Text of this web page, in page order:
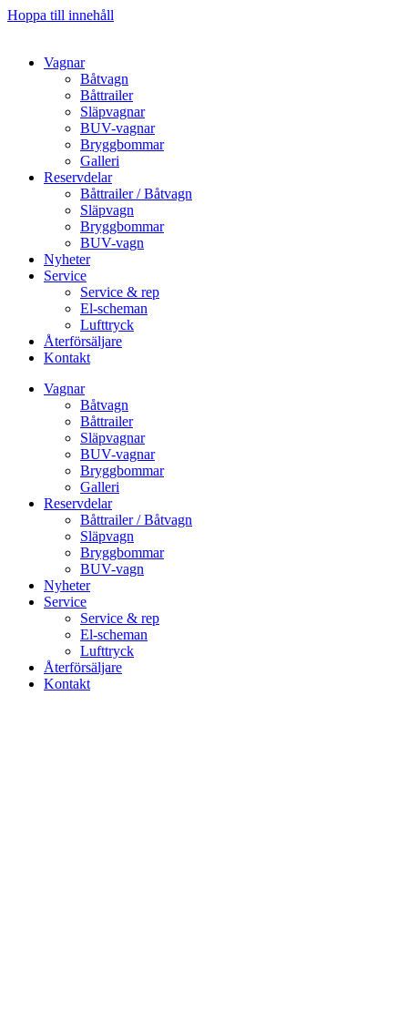
Hoppa till innehåll
Vagnar
Båtvagn
Båttrailer
Släpvagnar
BUV-vagnar
Bryggbommar
Galleri
Reservdelar
Båttrailer / Båtvagn
Släpvagn
Bryggbommar
BUV-vagn
Nyheter
Service
Service & rep
El-scheman
Lufttryck
Återförsäljare
Kontakt
Vagnar
Båtvagn
Båttrailer
Släpvagnar
BUV-vagnar
Bryggbommar
Galleri
Reservdelar
Båttrailer / Båtvagn
Släpvagn
Bryggbommar
BUV-vagn
Nyheter
Service
Service & rep
El-scheman
Lufttryck
Återförsäljare
Kontakt